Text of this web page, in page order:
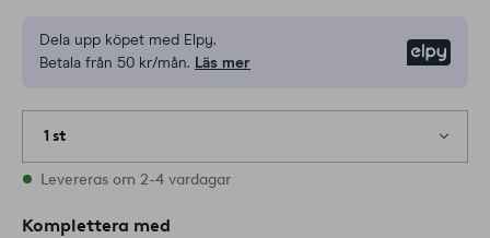
Dela upp köpet med Elpy.
Betala från 50 kr/mån. Läs mer
1 st
I lager
Levereras om 2-4 vardagar
Komplettera med